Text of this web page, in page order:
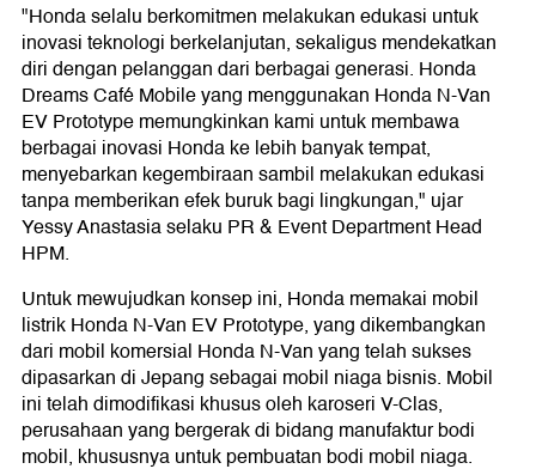
"Honda selalu berkomitmen melakukan edukasi untuk
inovasi teknologi berkelanjutan, sekaligus mendekatkan
diri dengan pelanggan dari berbagai generasi. Honda
Dreams Café Mobile yang menggunakan Honda N-Van
EV Prototype memungkinkan kami untuk membawa
berbagai inovasi Honda ke lebih banyak tempat,
menyebarkan kegembiraan sambil melakukan edukasi
tanpa memberikan efek buruk bagi lingkungan," ujar
Yessy Anastasia selaku PR & Event Department Head
HPM.
Untuk mewujudkan konsep ini, Honda memakai mobil
listrik Honda N-Van EV Prototype, yang dikembangkan
dari mobil komersial Honda N-Van yang telah sukses
dipasarkan di Jepang sebagai mobil niaga bisnis. Mobil
ini telah dimodifikasi khusus oleh karoseri V-Clas,
perusahaan yang bergerak di bidang manufaktur bodi
mobil, khususnya untuk pembuatan bodi mobil niaga.